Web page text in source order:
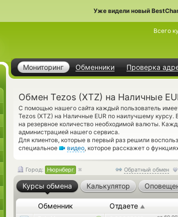
Уже видели новый
Мониторинг Обменники Проверка
Всего
Обмен Tezos (XTZ) на Наличные
С помощью нашего сайта каждый пользователь
Tezos (XTZ) на Наличные EUR по наилучшему
на резервное количество необходимой валюты.
администрацией нашего сервиса.
Для клиентов, которые в первый раз решили
специальное
видео, которое расскажет о
Обратный обмен
Город: Нюрнберг
Курсы обмена Калькулятор
Обменник Отдаете ▲